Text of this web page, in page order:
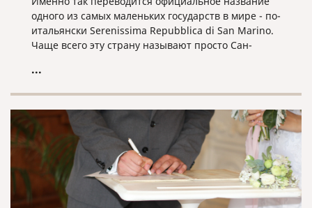
одного из самых маленьких государств в мире - по-
итальянски Serenissima Repubblica di San Marino.
Чаще всего эту страну называют просто Сан-
человек и площадью в 60,57 км², оно считается
...